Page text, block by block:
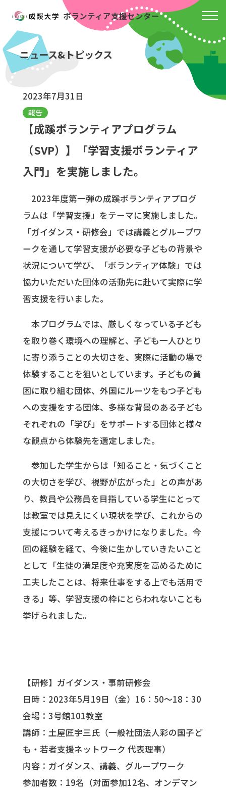
ボランティア支援センター
ニュース&トピックス
2023年7月31日
報告
【成蹊ボランティアプログラム
（SVP）】「学習支援ボランティア
入門」を実施しました。
2023年度第一弾の成蹊ボランティアプログ
ラムは「学習支援」をテーマに実施しました。
「ガイダンス・研修会」では講義とグループワ
ークを通して学習支援が必要な子どもの背景や
状況について学び、「ボランティア体験」では
協力いただいた団体の活動先に赴いて実際に学
習支援を行いました。
本プログラムでは、厳しくなっている子ども
を取り巻く環境への理解と、子ども一人ひとり
に寄り添うことの大切さを、実際に活動の場で
体験することを狙いとしています。子どもの貧
困に取り組む団体、外国にルーツをもつ子ども
への支援をする団体、多様な背景のある子ども
それぞれの「学び」をサポートする団体と様々
な観点から体験先を選定しました。
参加した学生からは「知ること・気づくこと
の大切さを学び、視野が広がった」との声があ
り、教員や公務員を目指している学生にとって
は教室では見えにくい現状を学び、これからの
支援について考えるきっかけになりました。今
回の経験を経て、今後に生かしていきたいこと
として「生徒の満足度や充実度を高めるために
工夫したことは、将来仕事をする上でも活用で
きる」等、学習支援の枠にとらわれないことも
挙げられました。
【研修】ガイダンス・事前研修会
日時：2023年5月19日（金）16：50～18：30
会場：3号館101教室
講師：土屋匠宇三氏（一般社団法人彩の国子ど
も・若者支援ネットワーク 代表理事）
内容：ガイダンス、講義、グループワーク
参加者数：19名（対面参加12名、オンデマン